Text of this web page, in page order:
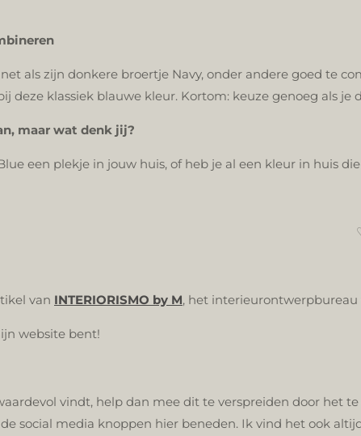
net als zijn donkere broertje Navy, onder andere goed te
deze klassiek blauwe kleur. Kortom: keuze genoeg als je
maar wat denk jij?
een plekje in jouw huis, of heb je al een kleur in huis
van INTERIORISMO by M, het interieurontwerpbureau
website bent!
vindt, help dan mee dit te verspreiden door het
social media knoppen hier beneden. Ik vind het ook